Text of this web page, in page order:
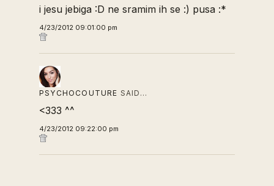
i jesu jebiga :D ne sramim ih se :) pusa :*
4/23/2012 09:01:00 pm
PSYCHOCOUTURE SAID…
<333 ^^
4/23/2012 09:22:00 pm